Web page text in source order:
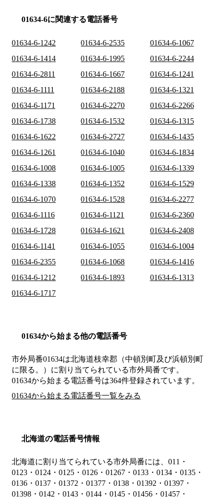
01634-6に関連する電話番号
01634-6-1242 01634-6-2535
01634-6-1067
01634-6-1414
01634-6-1995
01634-6-2244
01634-6-2811
01634-6-1667
01634-6-1241
01634-6-1111
01634-6-2188
01634-6-1321
01634-6-1171
01634-6-2270
01634-6-2266
01634-6-1738
01634-6-1532
01634-6-1315
01634-6-1622
01634-6-2727
01634-6-1435
01634-6-1261
01634-6-1040
01634-6-1834
01634-6-1008
01634-6-1005
01634-6-1339
01634-6-1338
01634-6-1352
01634-6-1529
01634-6-1070
01634-6-1528
01634-6-2277
01634-6-1116
01634-6-1121
01634-6-2360
01634-6-1728
01634-6-1621
01634-6-2408
01634-6-1141
01634-6-1055
01634-6-1004
01634-6-2355
01634-6-1068
01634-6-1416
01634-6-1212
01634-6-1893
01634-6-1313
01634-6-1717
01634から始まる他の電話番号
市外局番01634は北海道枝幸郡（中頓別町及び浜頓別町
に限る。） に割り当てられている市外局番です。
01634から始まる電話番号は364件登録されています。
01634から始まる電話番号一覧をみる
北海道の電話番号情報
北海道に割り当てられている市外局番には、011・
0123・0124・0125・0126・01267・0133・0134・0135・
0136・0137・01372・01377・0138・01392・01397・
01398・0142・0143・0144・0145・01456・01457・